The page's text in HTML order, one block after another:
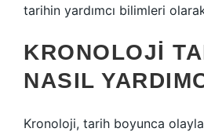
tarihin yardımcı bilimleri
KRONOLOJI
NASIL
Kronoloji, tarih boyunca